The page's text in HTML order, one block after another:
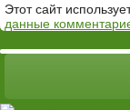
Этот сайт
данные